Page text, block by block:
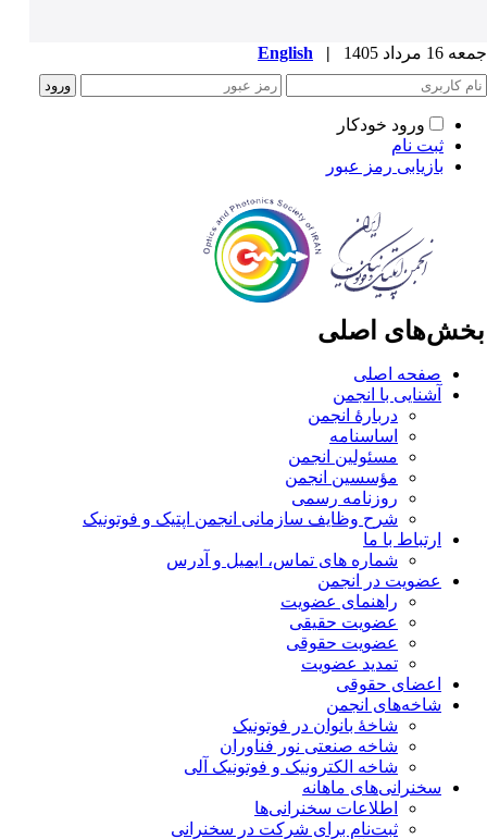
مرداد 1405 |
English
ورود خودکار
ثبت نام
بازیابی رمز عبور
اصلی
صفحه اصلی
آشنایی با انجمن
دربارۀ انجمن
اساسنامه
مسئولین انجمن
مؤسسین انجمن
روزنامه رسمی
شرح وظایف سازمانی انجمن اپتیک و فوتونیک
ارتباط با ما
شماره های تماس، ایمیل و آدرس
عضویت در انجمن
راهنمای عضویت
عضویت حقیقی
عضویت حقوقی
تمدید عضویت
اعضای حقوقی
شاخه‌های انجمن
شاخۀ بانوان در فوتونیک
شاخه صنعتی نور فناوران
شاخه‌ الکترونیک و فوتونیک آلی
سخنرانی‌های ماهانه
اطلاعات سخنرانی‌‌ها
ثبت‌نام برای شرکت در سخنرانی